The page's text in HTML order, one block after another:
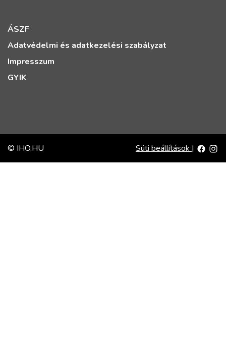
ÁSZF
Adatvédelmi és adatkezelési szabályzat
Impresszum
GYIK
© IHO.HU Süti beállítások |